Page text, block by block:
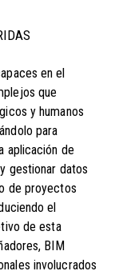
en el
que
y humanos
para
aplicación de
gestionar datos
de proyectos
el
de esta
BIM
involucrados